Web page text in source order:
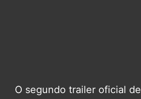
O segundo trailer oficial de